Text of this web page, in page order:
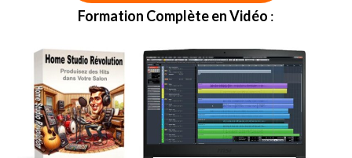
Formation Complète en Vidéo :